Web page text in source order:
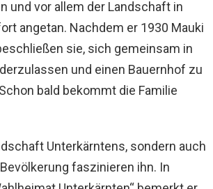
und vor allem der Landschaft in
angetan. Nachdem er 1930 Mauki
sie, sich gemeinsam in
und einen Bauernhof zu
bald bekommt die Familie
Unterkärntens, sondern auch
faszinieren ihn. In